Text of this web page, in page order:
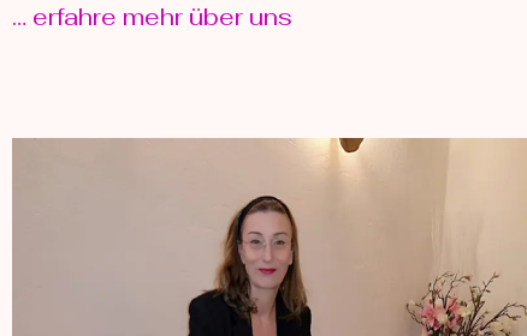
… erfahre mehr über uns